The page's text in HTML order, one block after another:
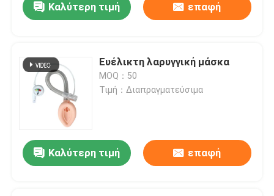
Καλύτερη τιμή επαφή
Ευέλικτη λαρυγγική μάσκα
MOQ：50
Τιμή：Διαπραγματεύσιμα
Καλύτερη τιμή επαφή